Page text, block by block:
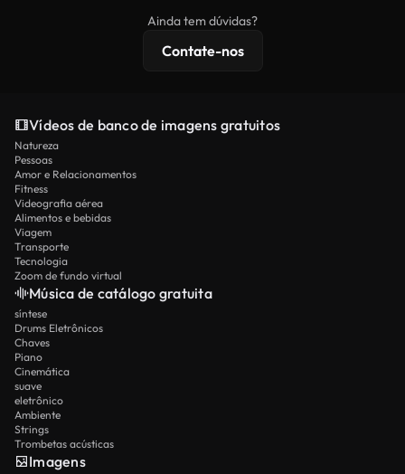
licenciamento estendidas.
Ainda tem dúvidas?
Contate-nos
Vídeos de banco de imagens gratuitos
Natureza
Pessoas
Amor e Relacionamentos
Fitness
Videografia aérea
Alimentos e bebidas
Viagem
Transporte
Tecnologia
Zoom de fundo virtual
Música de catálogo gratuita
síntese
Drums Eletrônicos
Chaves
Piano
Cinemática
suave
eletrônico
Ambiente
Strings
Trombetas acústicas
Imagens